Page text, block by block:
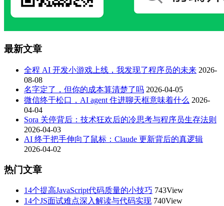
最新文章
全程 AI 开发小游戏上线，我发现了程序员的未来 2026-
08-08
名字定了，但你的成本算清楚了吗 2026-04-05
微信终于松口，AI agent 住进聊天框意味着什么 2026-
04-04
Sora 关停背后：技术狂欢后的冷思考与程序员生存法则
2026-04-03
AI 终于把手伸向了鼠标：Claude 更新背后的真逻辑
2026-04-02
热门文章
14个提高JavaScript代码质量的小技巧 743View
14个JS面试难点深入解读与代码实现 740View